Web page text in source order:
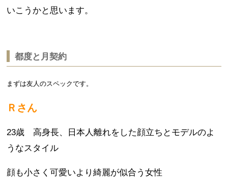
いこうかと思います。
都度と月契約
まずは友人のスペックです。
Ｒさん
23歳 高身長、日本人離れをした顔立ちとモデルのよ
うなスタイル
顔も小さく可愛いより綺麗が似合う女性